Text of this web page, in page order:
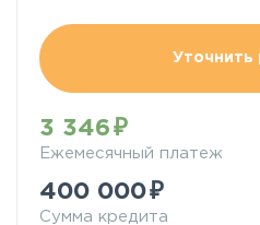
Уточнить
3 346
Ежемесячный платеж
400 000
Сумма кредита